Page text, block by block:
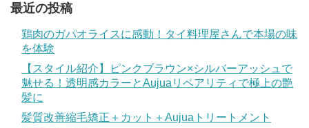
最近の投稿
鶏肉のガパオライスに感動！タイ料理屋さんで本場の味
を体験
【スタイル紹介】ピンクブラウン×シルバーアッシュで
魅せる！透明感カラーとAujuaリペアリティで極上の艶
髪に
髪質改善縮毛矯正＋カット＋Aujuaトリートメント